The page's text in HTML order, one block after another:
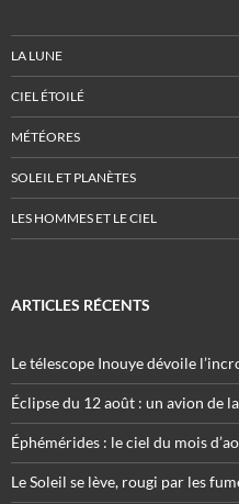
LA LUNE
CIEL ÉTOILÉ
MÉTÉORES
SOLEIL ET PLANÈTES
LES HOMMES ET LE CIEL
ARTICLES RÉCENTS
Le télescope Inouye dévoile
Éclipse du 12 août : un avion de
Éphémérides : le ciel du mois
Le Soleil se lève, rougi par les